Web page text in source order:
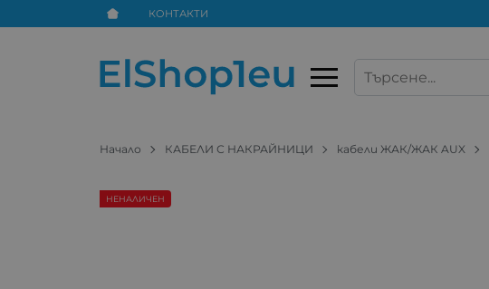
КОНТАКТИ
Начало КАБЕЛИ С НАКРАЙНИЦИ кабели ЖАК/ЖАК AUX
НЕНАЛИЧЕН